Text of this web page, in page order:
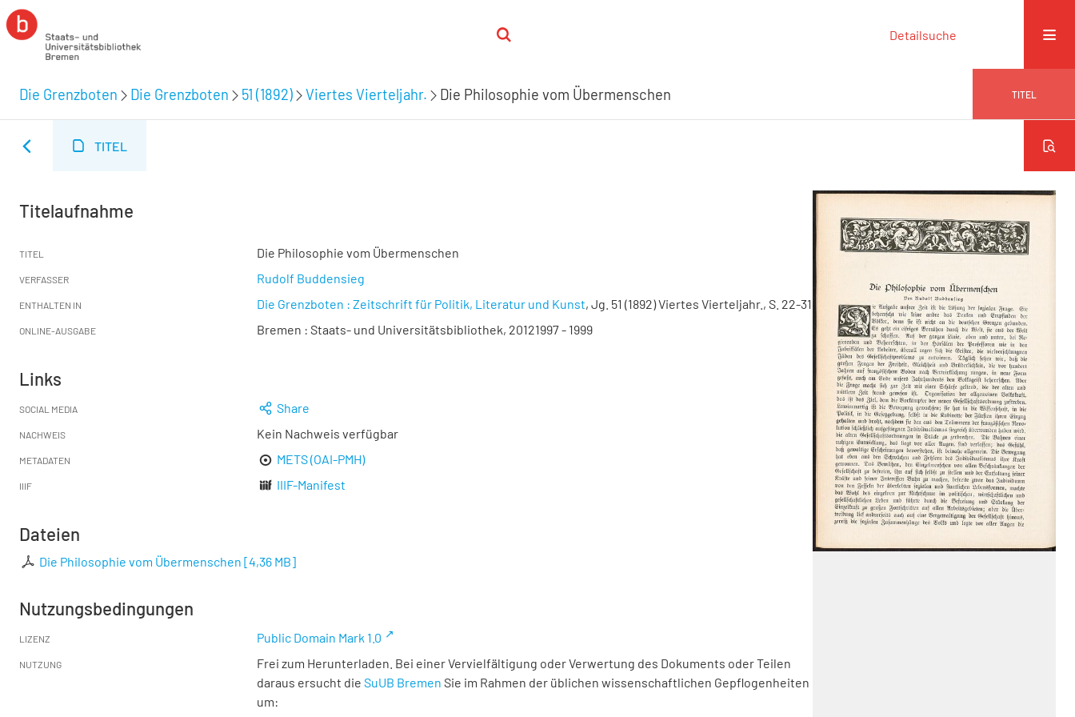
Detailsuche
Die Grenzboten Die Grenzboten 51 (1892) Viertes Vierteljahr. Die Philosophie vom Übermenschen TITEL
TITEL
Titelaufnahme
TITEL Die Philosophie vom Übermenschen
VERFASSER Rudolf Buddensieg
ENTHALTEN IN Die Grenzboten : Zeitschrift für Politik, Literatur und Kunst, Jg. 51 (1892) Viertes Vierteljahr., S. 22-31
ONLINE-AUSGABE Bremen : Staats- und Universitätsbibliothek, 20121997 - 1999
Links
SOCIAL MEDIA Share
NACHWEIS Kein Nachweis verfügbar
METADATEN METS (OAI-PMH)
IIIF IIIF-Manifest
Dateien
Die Philosophie vom Übermenschen [4,36 MB]
Nutzungsbedingungen
LIZENZ Public Domain Mark 1.0
NUTZUNG
Frei zum Herunterladen. Bei einer Vervielfältigung oder Verwertung des Dokuments oder Teilen
daraus ersucht die SuUB Bremen Sie im Rahmen der üblichen wissenschaftlichen Gepflogenheiten
um: